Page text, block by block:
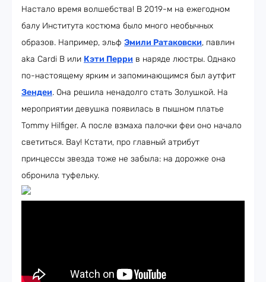
Настало время волшебства! В 2019-м на ежегодном
балу Института костюма было много необычных
образов. Например, эльф Эмили Ратаковски, павлин
aka Cardi B или Кэти Перри в наряде люстры. Однако
по-настоящему ярким и запоминающимся был аутфит
Зендеи. Она решила ненадолго стать Золушкой. На
мероприятии девушка появилась в пышном платье
Tommy Hilfiger. А после взмаха палочки феи оно начало
светиться. Вау! Кстати, про главный атрибут
принцессы звезда тоже не забыла: на дорожке она
обронила туфельку.